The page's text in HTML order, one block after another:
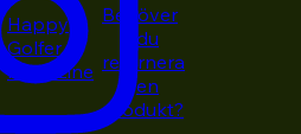
Happy
Golfer
Magazine
Behöver
du
returnera
en
produkt?